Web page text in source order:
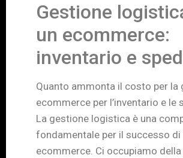
Gestione
un ecommerce:
inventario e
Quanto ammonta il costo per la
ecommerce per l’inventario e le
La gestione logistica è una
fondamentale per il successo di
ecommerce. Ci occupiamo